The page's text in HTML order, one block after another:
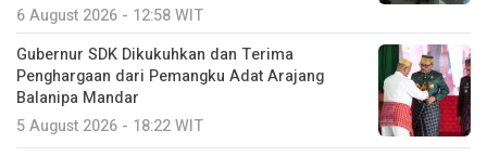
6 August 2026 - 12:58 WIT
Gubernur SDK Dikukuhkan dan Terima
Penghargaan dari Pemangku Adat Arajang
Balanipa Mandar
5 August 2026 - 18:22 WIT